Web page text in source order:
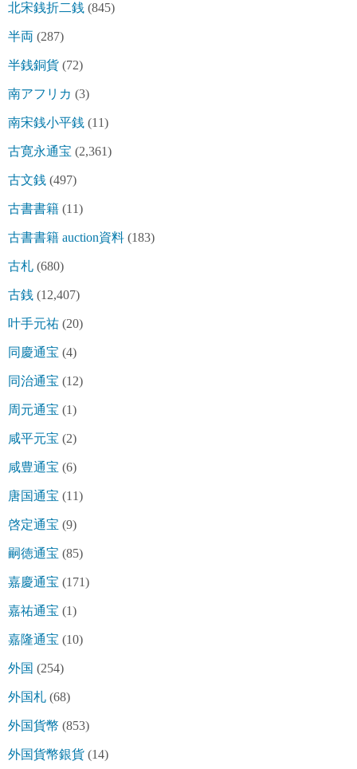
北宋銭折二銭 (845)
半両 (287)
半銭銅貨 (72)
南アフリカ (3)
南宋銭小平銭 (11)
古寛永通宝 (2,361)
古文銭 (497)
古書書籍 (11)
古書書籍 auction資料 (183)
古札 (680)
古銭 (12,407)
叶手元祐 (20)
同慶通宝 (4)
同治通宝 (12)
周元通宝 (1)
咸平元宝 (2)
咸豊通宝 (6)
唐国通宝 (11)
啓定通宝 (9)
嗣徳通宝 (85)
嘉慶通宝 (171)
嘉祐通宝 (1)
嘉隆通宝 (10)
外国 (254)
外国札 (68)
外国貨幣 (853)
外国貨幣銀貨 (14)